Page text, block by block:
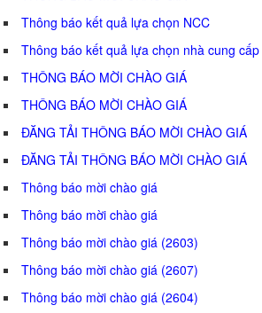
Thông báo kết quả lựa chọn NCC
Thông báo kết quả lựa chọn nhà cung
THÔNG BÁO MỜI CHÀO GIÁ
THÔNG BÁO MỜI CHÀO GIÁ
ĐĂNG TẢI THÔNG BÁO MỜI CHÀO GIÁ
ĐĂNG TẢI THÔNG BÁO MỜI CHÀO GIÁ
Thông báo mời chào giá
Thông báo mời chào giá
Thông báo mời chào giá (2603)
Thông báo mời chào giá (2607)
Thông báo mời chào giá (2604)